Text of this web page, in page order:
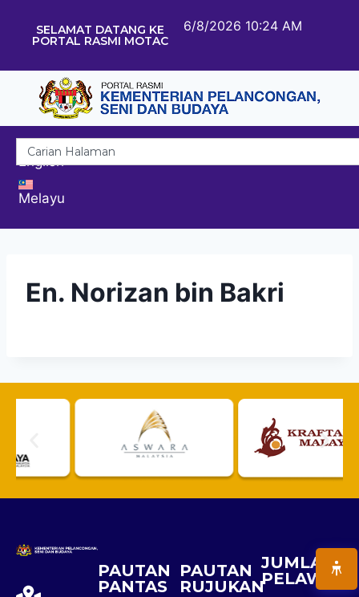
SELAMAT DATANG KE
PORTAL RASMI MOTAC
6/8/2026 10:24 AM
English
Melayu
En. Norizan bin Bakri
PAUTAN
PANTAS
PAUTAN
RUJUKAN
JUMLAH
PELAWAT